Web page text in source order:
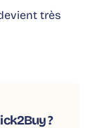
très
?